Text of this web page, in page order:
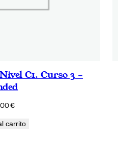
C1. Curso 3 –
€
carrito